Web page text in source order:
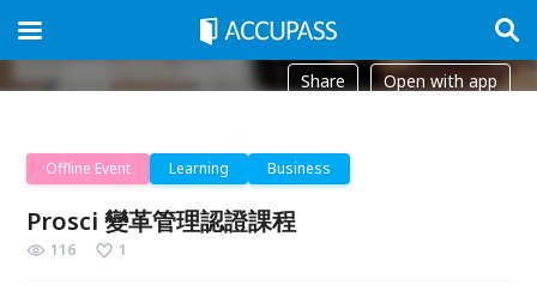
Share Open with app
Offline Event Learning Business
Prosci 變革管理認證課程
116 1